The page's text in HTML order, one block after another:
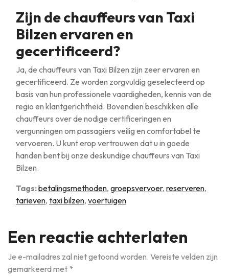
Zijn de chauffeurs van Taxi
Bilzen ervaren en
gecertificeerd?
Ja, de chauffeurs van Taxi Bilzen zijn zeer ervaren en
gecertificeerd. Ze worden zorgvuldig geselecteerd op
basis van hun professionele vaardigheden, kennis van de
regio en klantgerichtheid. Bovendien beschikken alle
chauffeurs over de nodige certificeringen en
vergunningen om passagiers veilig en comfortabel te
vervoeren. U kunt erop vertrouwen dat u in goede
handen bent bij onze deskundige chauffeurs van Taxi
Bilzen.
Tags:betalingsmethoden, groepsvervoer, reserveren,
tarieven, taxi bilzen, voertuigen
Een reactie achterlaten
Je e-mailadres zal niet getoond worden. Vereiste velden zijn
gemarkeerd met *